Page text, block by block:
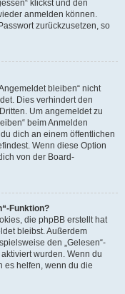
klickst und den
anmelden können.
zurückzusetzen, so
bleiben“ nicht
Dies verhindert den
Um angemeldet zu
beim Anmelden
dich an einem öffentlichen
Wenn diese Option
von der Board-
Funktion?
die phpBB erstellt hat
bleibst. Außerdem
den „Gelesen“-
wurden. Wenn du
es helfen, wenn du die